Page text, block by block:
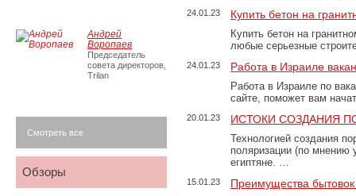
24.01.23 Купить бетон на
Купить бетон на
любые серьезные
24.01.23 Работа в Израиле
Работа в Израиле по
сайте, поможет вам
20.01.23 ИСТОКИ СОЗДАНИЯ
Технологией создания
поляризации (по
египтяне. …
15.01.23 Преимущества
Андрей
Воропаев
Председатель
совета директоров,
Trilan
Смотреть все
Обзоры